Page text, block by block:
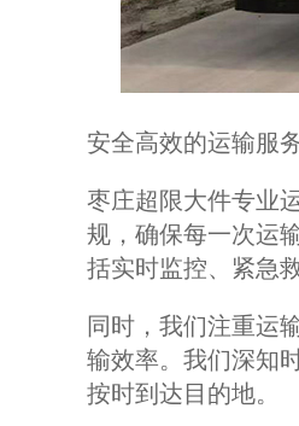
安全高效的运输服
枣庄超限大件专业
规，确保每一次运
括实时监控、紧急
同时，我们注重运
输效率。我们深知
按时到达目的地。